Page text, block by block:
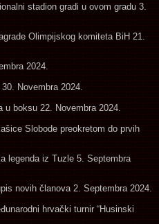
stadion gradi u ovom gradu 3.
Olimpijskog komiteta BiH 21.
2024.
30. Novembra 2024.
u boksu 22. Novembra 2024.
Slobode preokretom do prvih
legenda iz Tuzle 5. Septembra
novih članova 2. Septembra 2024.
hrvački turnir “Husinski